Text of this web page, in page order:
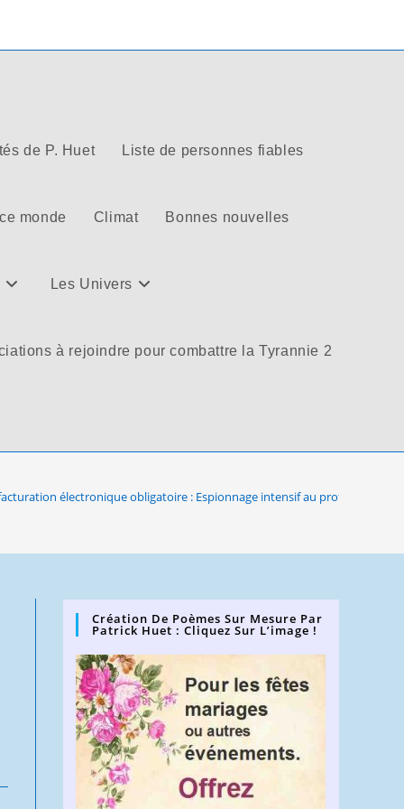
de P. Huet Liste de personnes fiables
monde Climat Bonnes nouvelles
Les Univers
à rejoindre pour combattre la Tyrannie 2
électronique obligatoire : Espionnage intensif au profit des
Création De Poèmes Sur Mesure Par
Patrick Huet : Cliquez Sur L’image !